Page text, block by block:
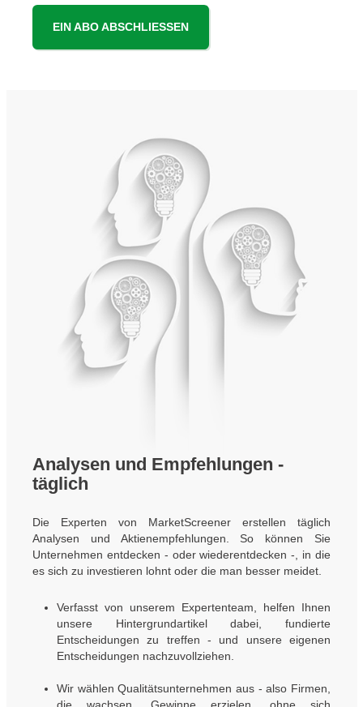
EIN ABO ABSCHLIESSEN
Analysen und Empfehlungen -
täglich
Die Experten von MarketScreener erstellen täglich
Analysen und Aktienempfehlungen. So können Sie
Unternehmen entdecken - oder wiederentdecken -, in die
es sich zu investieren lohnt oder die man besser meidet.
Verfasst von unserem Expertenteam, helfen Ihnen
unsere Hintergrundartikel dabei, fundierte
Entscheidungen zu treffen - und unsere eigenen
Entscheidungen nachzuvollziehen.
Wir wählen Qualitätsunternehmen aus - also Firmen,